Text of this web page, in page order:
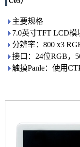
主要规格
7.0英寸TFT LCD模
分辨率：800 x3
接口：24位RGB，
触摸Panle：使用